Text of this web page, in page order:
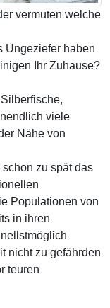
vermuten welche
Ungeziefer haben
Ihr Zuhause?
viele
Nähe von
zu spät das
Populationen von
in ihren
nicht zu gefährden
teuren